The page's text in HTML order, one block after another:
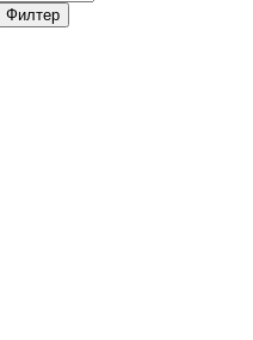
Филтер